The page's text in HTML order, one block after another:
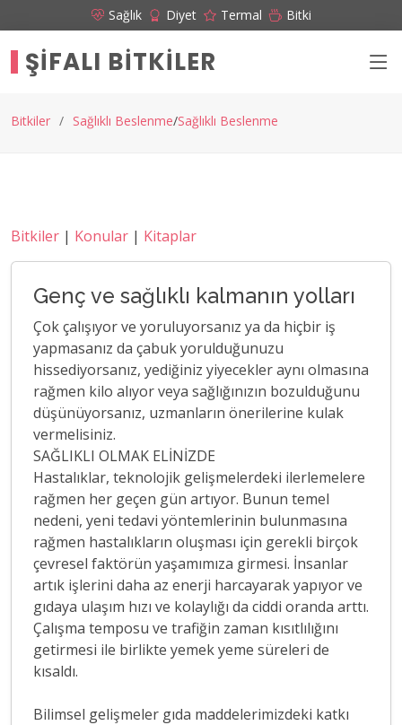
Sağlık Diyet Termal Bitki
ŞIFALI BITKILER
Bitkiler Sağlıklı Beslenme Sağlıklı Beslenme
Bitkiler | Konular | Kitaplar
Genç ve sağlıklı kalmanın yolları
Çok çalışıyor ve yoruluyorsanız ya da hiçbir iş
yapmasanız da çabuk yorulduğunuzu
hissediyorsanız, yediğiniz yiyecekler aynı olmasına
rağmen kilo alıyor veya sağlığınızın bozulduğunu
düşünüyorsanız, uzmanların önerilerine kulak
vermelisiniz.
SAĞLIKLI OLMAK ELİNİZDE
Hastalıklar, teknolojik gelişmelerdeki ilerlemelere
rağmen her geçen gün artıyor. Bunun temel
nedeni, yeni tedavi yöntemlerinin bulunmasına
rağmen hastalıkların oluşması için gerekli birçok
çevresel faktörün yaşamımıza girmesi. İnsanlar
artık işlerini daha az enerji harcayarak yapıyor ve
gıdaya ulaşım hızı ve kolaylığı da ciddi oranda arttı.
Çalışma temposu ve trafiğin zaman kısıtlılığını
getirmesi ile birlikte yemek yeme süreleri de
kısaldı.
Bilimsel gelişmeler gıda maddelerimizdeki katkı